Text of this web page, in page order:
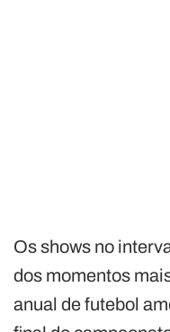
Os shows no
dos momentos
anual de futebol